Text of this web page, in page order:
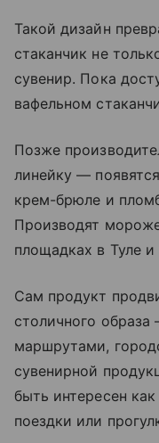
Такой дизайн
стаканчик не
сувенир. Пока
вафельном
Позже
линейку —
крем-брюле и
Производят
площадках в Туле
Сам продукт
столичного
маршрутами,
сувенирной
быть интересен
поездки или